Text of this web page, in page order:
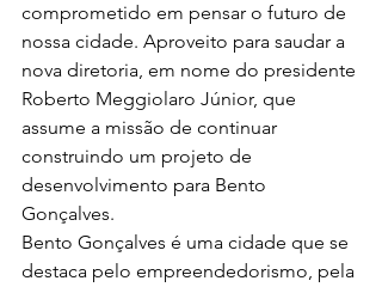
comprometido em pensar o futuro de
nossa cidade. Aproveito para saudar a
nova diretoria, em nome do presidente
Roberto Meggiolaro Júnior, que
assume a missão de continuar
construindo um projeto de
desenvolvimento para Bento
Gonçalves.
Bento Gonçalves é uma cidade que se
destaca pelo empreendedorismo, pela